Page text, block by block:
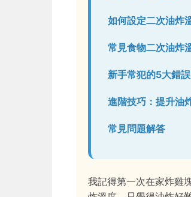
如何設定二次油炸
常見食物二次油炸
新手常犯的5大錯誤
進階技巧：提升油
常見問題解答
我記得第一次在家炸雞